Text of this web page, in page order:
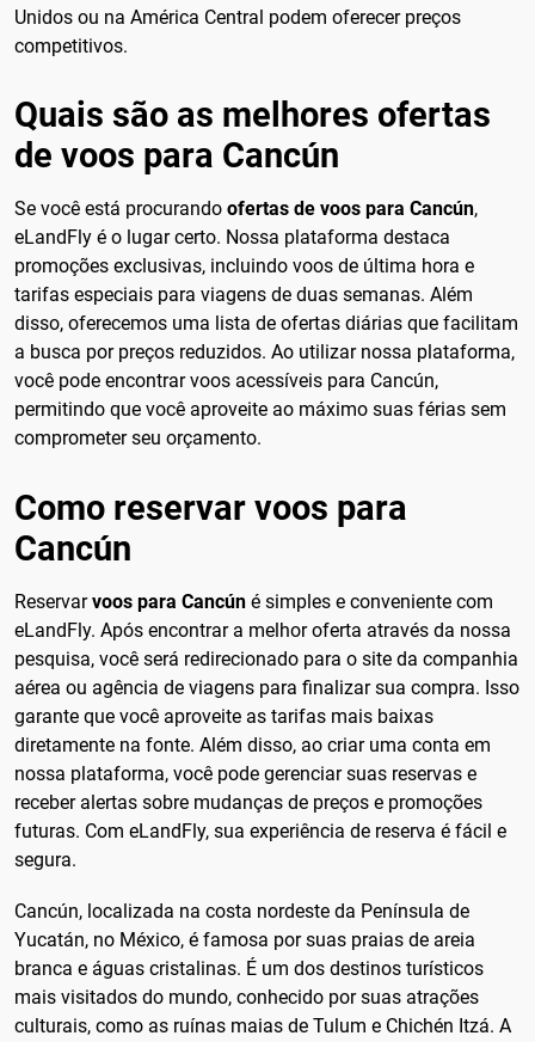
Unidos ou na América Central podem oferecer preços
competitivos.
Quais são as melhores ofertas
de voos para Cancún
Se você está procurando ofertas de voos para Cancún,
eLandFly é o lugar certo. Nossa plataforma destaca
promoções exclusivas, incluindo voos de última hora e
tarifas especiais para viagens de duas semanas. Além
disso, oferecemos uma lista de ofertas diárias que facilitam
a busca por preços reduzidos. Ao utilizar nossa plataforma,
você pode encontrar voos acessíveis para Cancún,
permitindo que você aproveite ao máximo suas férias sem
comprometer seu orçamento.
Como reservar voos para
Cancún
Reservarvoos para Cancún é simples e conveniente com
eLandFly. Após encontrar a melhor oferta através da nossa
pesquisa, você será redirecionado para o site da companhia
aérea ou agência de viagens para finalizar sua compra. Isso
garante que você aproveite as tarifas mais baixas
diretamente na fonte. Além disso, ao criar uma conta em
nossa plataforma, você pode gerenciar suas reservas e
receber alertas sobre mudanças de preços e promoções
futuras. Com eLandFly, sua experiência de reserva é fácil e
segura.
Cancún, localizada na costa nordeste da Península de
Yucatán, no México, é famosa por suas praias de areia
branca e águas cristalinas. É um dos destinos turísticos
mais visitados do mundo, conhecido por suas atrações
culturais, como as ruínas maias de Tulum e Chichén Itzá. A